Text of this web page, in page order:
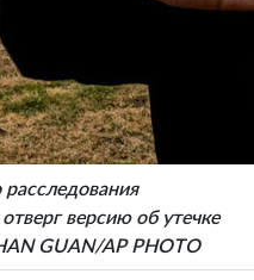
версию об утечке
GUAN/AP PHOTO